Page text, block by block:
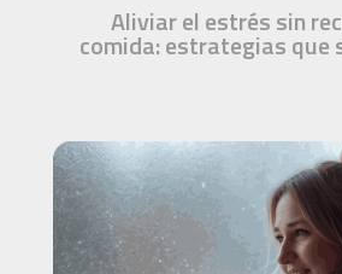
Aliviar el estrés sin
comida: estrategias que